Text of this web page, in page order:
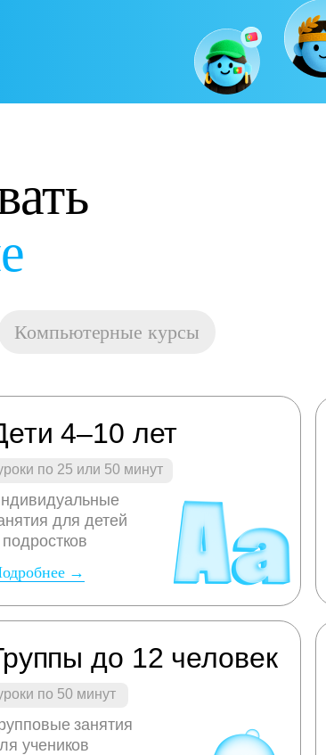
оплату
Компьютерные курсы
4–10 лет
по 25 или 50 минут
для детей
→
занятия
учеников
по 50 минут
до 12 человек